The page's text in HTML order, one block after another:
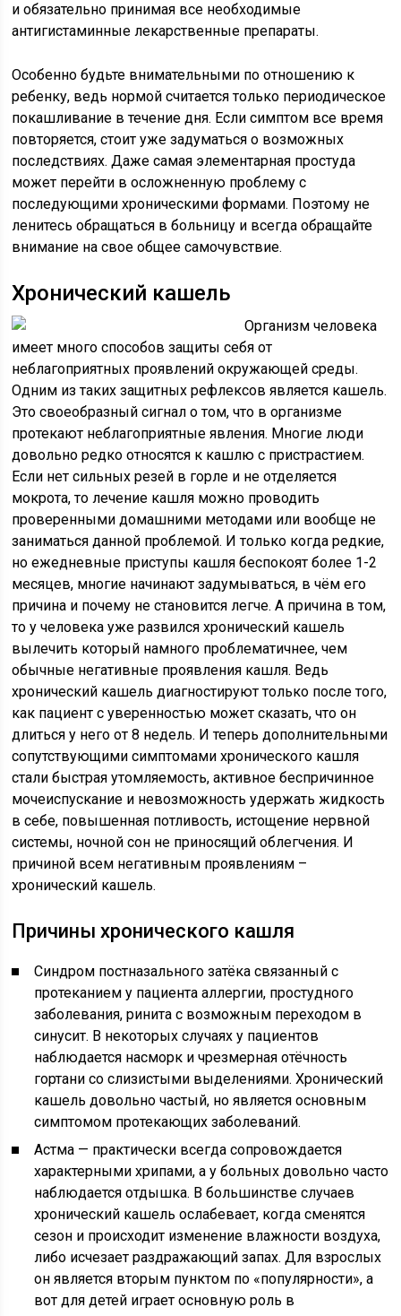
и обязательно принимая все необходимые
антигистаминные лекарственные препараты.
Особенно будьте внимательными по отношению к
ребенку, ведь нормой считается только периодическое
покашливание в течение дня. Если симптом все время
повторяется, стоит уже задуматься о возможных
последствиях. Даже самая элементарная простуда
может перейти в осложненную проблему с
последующими хроническими формами. Поэтому не
ленитесь обращаться в больницу и всегда обращайте
внимание на свое общее самочувствие.
Хронический кашель
Организм человека
имеет много способов защиты себя от
неблагоприятных проявлений окружающей среды.
Одним из таких защитных рефлексов является кашель.
Это своеобразный сигнал о том, что в организме
протекают неблагоприятные явления. Многие люди
довольно редко относятся к кашлю с пристрастием.
Если нет сильных резей в горле и не отделяется
мокрота, то лечение кашля можно проводить
проверенными домашними методами или вообще не
заниматься данной проблемой. И только когда редкие,
но ежедневные приступы кашля беспокоят более 1-2
месяцев, многие начинают задумываться, в чём его
причина и почему не становится легче. А причина в том,
то у человека уже развился хронический кашель
вылечить который намного проблематичнее, чем
обычные негативные проявления кашля. Ведь
хронический кашель диагностируют только после того,
как пациент с уверенностью может сказать, что он
длиться у него от 8 недель. И теперь дополнительными
сопутствующими симптомами хронического кашля
стали быстрая утомляемость, активное беспричинное
мочеиспускание и невозможность удержать жидкость
в себе, повышенная потливость, истощение нервной
системы, ночной сон не приносящий облегчения. И
причиной всем негативным проявлениям –
хронический кашель.
Причины хронического кашля
Синдром постназального затёка связанный с
протеканием у пациента аллергии, простудного
заболевания, ринита с возможным переходом в
синусит. В некоторых случаях у пациентов
наблюдается насморк и чрезмерная отёчность
гортани со слизистыми выделениями. Хронический
кашель довольно частый, но является основным
симптомом протекающих заболеваний.
Астма — практически всегда сопровождается
характерными хрипами, а у больных довольно часто
наблюдается отдышка. В большинстве случаев
хронический кашель ослабевает, когда сменятся
сезон и происходит изменение влажности воздуха,
либо исчезает раздражающий запах. Для взрослых
он является вторым пунктом по «популярности», а
вот для детей играет основную роль в